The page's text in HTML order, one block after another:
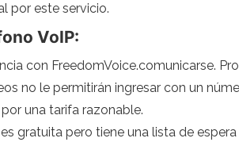
por este servicio.
VoIP:
con FreedomVoice.comunicarse.
no le permitirán ingresar con un
una tarifa razonable.
gratuita pero tiene una lista de espera